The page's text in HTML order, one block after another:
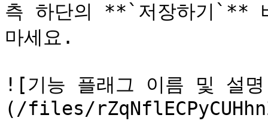
측 하단의 **`저장하기`**
마세요.
![기능 플래그 이름 및 설
(/files/